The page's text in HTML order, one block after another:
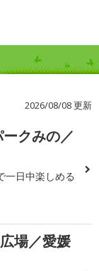
2026/08/08 更新
クみの／
一日中楽しめる
場／愛媛